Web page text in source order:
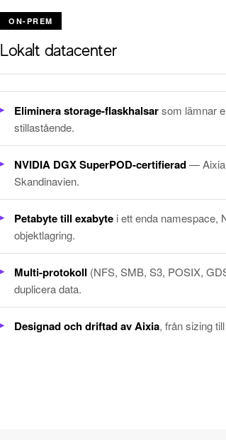
ON-PREM
Lokalt datacenter
Eliminera storage-flaskhalsarsom lämnar
stillastående.
NVIDIA DGX SuperPOD-certifierad— Aixia
Skandinavien.
Petabyte till exabyte i ett enda namespace,
objektlagring.
Multi-protokoll (NFS, SMB, S3, POSIX,
duplicera data.
Designad och driftad av Aixia, från sizing